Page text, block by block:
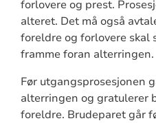
forlovere og prest.
alteret. Det må også
foreldre og forlovere skal
framme foran alterringen.
Før utgangsprosesjonen
alterringen og gratulerer
foreldre. Brudeparet går